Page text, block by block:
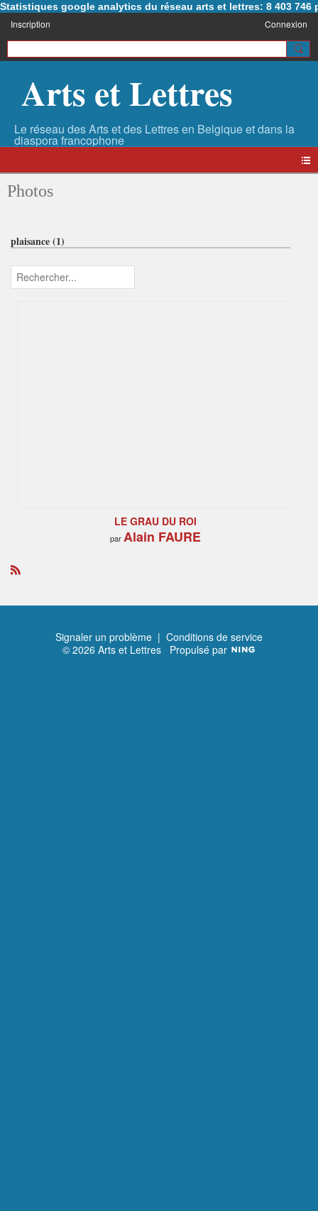
Statistiques google analytics du réseau arts et lettres: 8 403 746
Inscription Connexion
Arts et Lettres
Photos
plaisance (1)
LE GRAU DU ROI
parAlain FAURE
R
Signaler un problème | Conditions de service
© 2026 Arts et Lettres Propulsé par